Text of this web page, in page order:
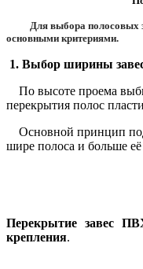
Для выбора полосовых
основными критериями.
1. Выбор ширины
По высоте проема
перекрытия полос
Основной принцип
шире полоса и больше
Перекрытие завес
крепления.